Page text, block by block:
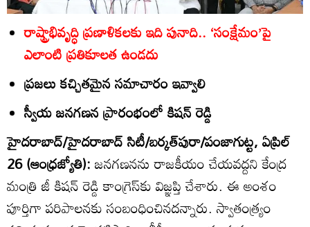
రాష్ట్రాభివృద్ధి ప్రణాళికలకు ఇది పునాది.. ‘సంక్షేమం’పై
ఎలాంటి ప్రతికూలత ఉండదు
ప్రజలు కచ్చితమైన సమాచారం ఇవ్వాలి
స్వీయ జనగణన ప్రారంభంలో కిషన్‌ రెడ్డి
హైదరాబాద్‌/హైదరాబాద్‌ సిటీ/బర్కత్‌పురా/పంజాగుట్ట, ఏప్రిల్‌
26 (ఆంధ్రజ్యోతి):జనగణనను రాజకీయం చేయవద్దని కేంద్ర
మంత్రి జీ కిషన్‌ రెడ్డి కాంగ్రెస్‌కు విజ్ఞప్తి చేశారు. ఈ అంశం
పూర్తిగా పరిపాలనకు సంబంధించినదన్నారు. స్వాతంత్య్రం